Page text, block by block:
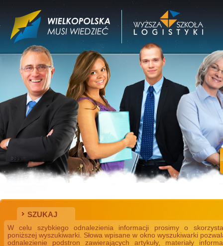
SZUKAJ
W celu szybkiego odnalezienia informacji prosimy o
poniższej wyszukiwarki. Słowa wpisane w okno wyszukiwarki
odnalezienie podstron zawierających artykuły, materiały